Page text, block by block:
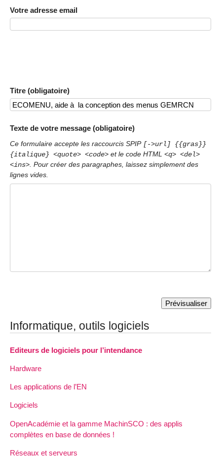
Votre adresse email
Titre (obligatoire)
Texte de votre message (obligatoire)
Ce formulaire accepte les raccourcis SPIP [->url] {{gras}}
{italique} <quote> <code> et le code HTML <q> <del>
<ins> . Pour créer des paragraphes, laissez simplement des
lignes vides.
Informatique, outils logiciels
Editeurs de logiciels pour l’intendance
Hardware
Les applications de l’EN
Logiciels
OpenAcadémie et la gamme MachinSCO : des applis
complètes en base de données !
Réseaux et serveurs